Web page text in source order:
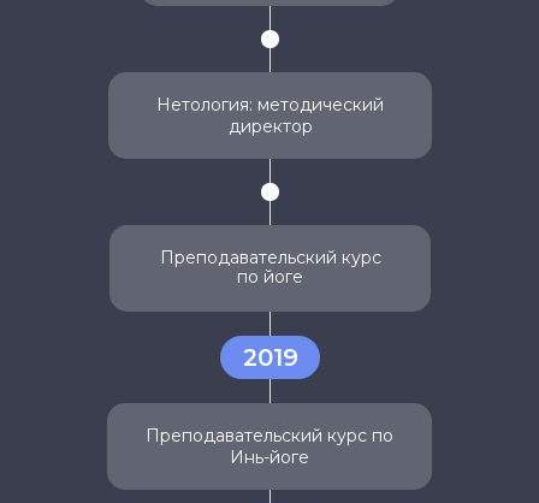
2019
Преподавательский курс
по йоге
Преподавательский курс по
Инь-йоге
Нетология: методический
директор